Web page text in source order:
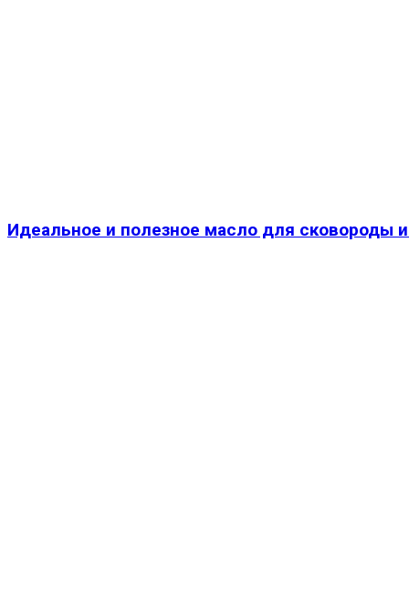
Идеальное и полезное масло для сковороды